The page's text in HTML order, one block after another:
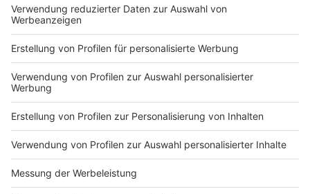
Wintersemester 2024/2025 geringfügige
Anpassungen im Sinne der Entlastung des
Linienverkehrs 615/645 vorgenommen.
Veröffentlicht: Donnerstag, 15.08.2024 06:14
Anzeige